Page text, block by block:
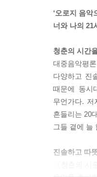
것이다. 가
생각한다
비평가는
공적이든
자기고백이
비평가 역시
다. 하고 싶
회생활도 통
가 섬뜩해지
가 떨어지는
연애가 망해
연한 채 애
원하는 것이
걷어내보자”
언젠가 우리
‘오로지 음
너와 나의 21
청춘의 시간
대중음악평
다양하고 진
때문에 동시
무언가다. 저
흔들리는 20
그들 곁에 늘
진솔하고 따